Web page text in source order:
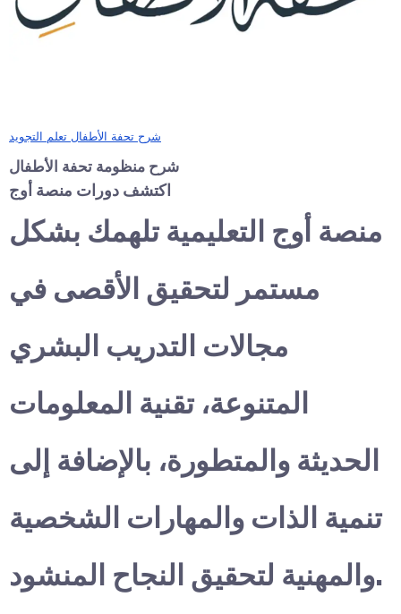
شرح تحفة الأطفال تعلم التجويد
شرح منظومة تحفة الأطفال
اكتشف دورات منصة أوج
منصة أوج التعليمية تلهمك بشكل
مستمر لتحقيق الأقصى في
مجالات التدريب البشري
المتنوعة، تقنية المعلومات
الحديثة والمتطورة، بالإضافة إلى
تنمية الذات والمهارات الشخصية
والمهنية لتحقيق النجاح المنشود.